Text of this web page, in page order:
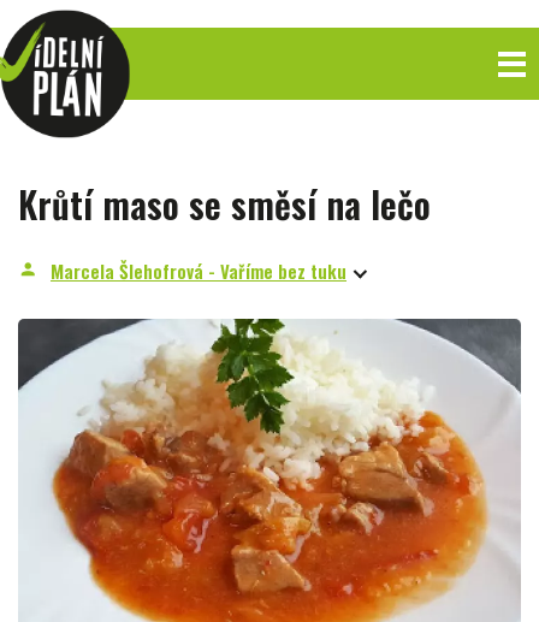
Krůtí maso se směsí na lečo
person Marcela Šlehofrová - Vaříme bez tuku